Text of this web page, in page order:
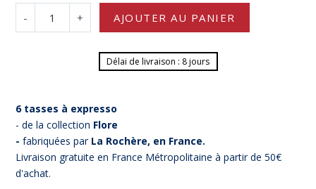
- + AJOUTER AU PANIER
Délai de livraison : 8 jours
6 tasses à expresso
- de la collection Flore
-fabriquées par La Rochère, en France.
Livraison gratuite en France Métropolitaine à partir de 50€
d'achat.